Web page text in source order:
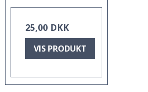
25,00 DKK
VIS PRODUKT